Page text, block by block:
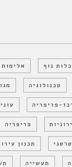
נוף אלימות
טכנולוגיה
פריפריה עוני
פריפריה
תכנון
תעשייה